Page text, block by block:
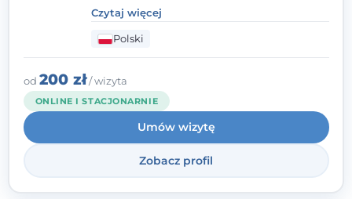
Pracuję w nurcie terapii trzeciej fali, łącząc
metody o potwierdzonej skuteczności.
Towarzyszę młodzieży, dorosłym i parom w
radzeniu sobie z bolesnymi
doświadczeniami tak, by mogli żyć pełniej.
Czytaj więcej
Polski
od 200 zł/ wizyta
ONLINE I STACJONARNIE
Umów wizytę
Zobacz profil